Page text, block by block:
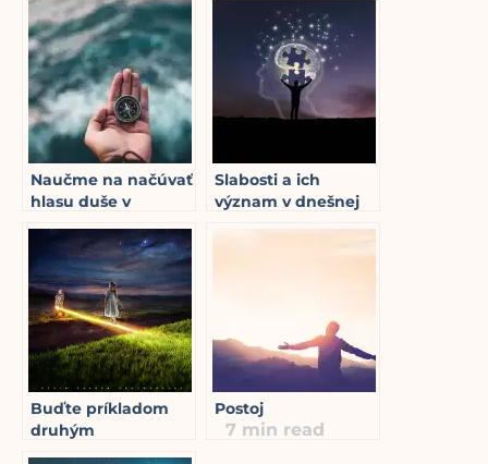
Naučme na načúvať
hlasu duše v
chaosu
7min read
Slabosti a ich
význam v dnešnej
Buďte príkladom
druhým
Postoj
7 min read